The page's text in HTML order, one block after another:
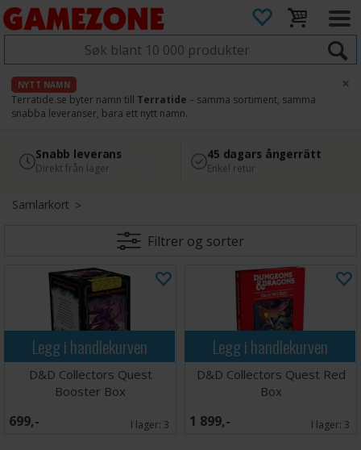
NYTT NAMN
Terratide.se byter namn till Terratide – samma sortiment, samma
snabba leveranser, bara ett nytt namn.
×
4.8
Läs omdömen på Google
Säker betalning
med Svea
Snabb leverans
Direkt från lager
45 dagars ångerrätt
Enkel retur
Samlarkort
Filtrer og sorter
Legg i handlekurven
D&D Collectors Quest
Booster Box
699,- I lager: 3
Legg i handlekurven
D&D Collectors Quest Red
Box
1 899,- I lager: 3